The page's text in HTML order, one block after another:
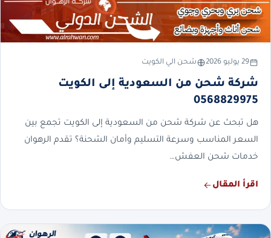
29 يوليو 2026 شحن الي الكويت
شركة شحن من السعودية إلى الكويت
0568829975
هل تبحث عن شركة شحن من السعودية إلى الكويت تجمع بين
السعر المناسب وسرعة التسليم وأمان الشحنة؟ تقدم الرهوان
خدمات شحن العفش…
اقرأ المقال